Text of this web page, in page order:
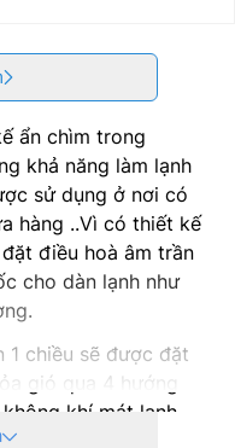
ẩn chìm trong
khả năng làm lạnh
sử dụng ở nơi có
hàng ..Vì có thiết kế
điều hoà âm trần
cho dàn lạnh như
1 chiều sẽ được đặt
gió qua 4 hướng
khí mát lạnh